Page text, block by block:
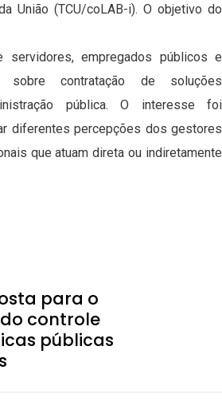
União (TCU/coLAB-i). O objetivo do
empregados públicos e
sobre contratação de soluções
pública. O interesse foi
diferentes percepções dos gestores
que atuam direta ou indiretamente
para o
controle
públicas